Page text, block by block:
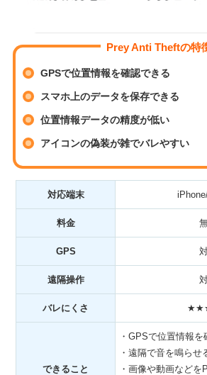
Prey Anti Theftの特
GPSで位置情報を確認できる
スマホ上のデータを保存できる
位置情報データの精度が低い
アイコンの偽装が雑でバレやすい
対応端末
料金
GPS
遠隔操作
バレにくさ
できること
・GPSで位置情報を
・遠隔で音を鳴らせ
・画像や動画などを